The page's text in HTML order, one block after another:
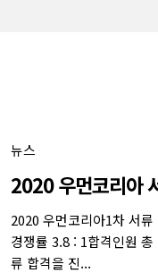
뉴스
2020 우먼코리아1차 서
경쟁률 3.8 : 1합격인원
류 합격을 진...